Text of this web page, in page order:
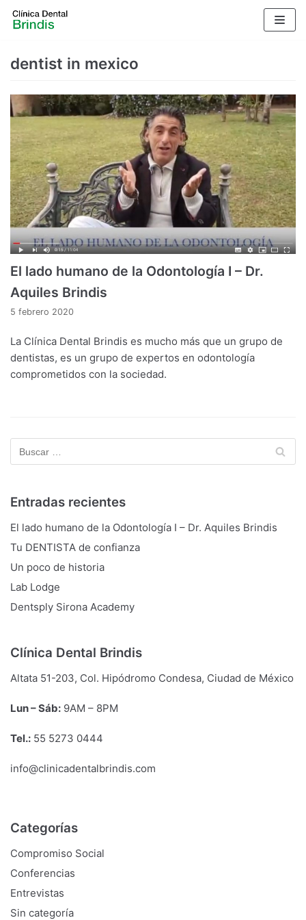
Saltar
al
dentist in mexico
El lado humano de la Odontología I – Dr.
Aquiles Brindis
5 febrero 2020
La Clínica Dental Brindis es mucho más que un grupo de
dentistas, es un grupo de expertos en odontología
comprometidos con la sociedad.
Entradas recientes
El lado humano de la Odontología I – Dr. Aquiles Brindis
Tu DENTISTA de confianza
Un poco de historia
Lab Lodge
Dentsply Sirona Academy
Clínica Dental Brindis
Altata 51-203, Col. Hipódromo Condesa, Ciudad de México
Lun – Sáb: 9AM – 8PM
Tel.: 55 5273 0444
info@clinicadentalbrindis.com
Categorías
Compromiso Social
Conferencias
Entrevistas
Sin categoría